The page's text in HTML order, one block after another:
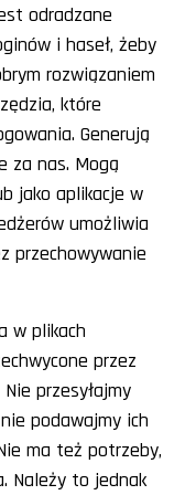
odradzane
i haseł, żeby
rozwiązaniem
które
Generują
za nas. Mogą
jako aplikacje w
umożliwia
przechowywanie
w plikach
przez
przesyłajmy
podawajmy ich
ma też potrzeby,
Należy to jednak